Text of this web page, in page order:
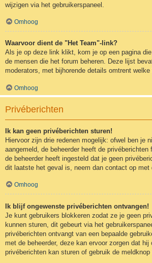
wijzigen via het gebruikerspaneel.
Omhoog
Waarvoor dient de "Het Team"-link?
Als je op deze link klikt, kom je op een pagina
de mensen die het forum beheren. Deze lijst
moderators, met bijhorende details omtrent
Omhoog
Privéberichten
Ik kan geen privéberichten sturen!
Hiervoor zijn drie redenen mogelijk: ofwel ben je
aangemeld, de beheerder heeft de
de beheerder heeft ingesteld dat je geen
dit laatste het geval is, neem dan contact op met
Omhoog
Ik blijf ongewenste privéberichten ontvangen!
Je kunt gebruikers blokkeren zodat ze je geen
kunnen sturen, dit gebeurt via het
privéberichten ontvangt van een bepaalde
met de beheerder, deze kan ervoor zorgen dat hij
privéberichten kan sturen of gebruik de meldknop